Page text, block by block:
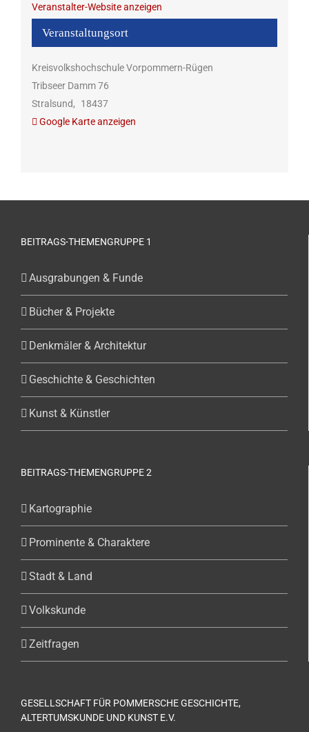
Veranstaltungsort
Kreisvolkshochschule Vorpommern-Rügen
Tribseer Damm 76
Stralsund,
18437
Google Karte anzeigen
Veranstalter-Website anzeigen
BEITRAGS-THEMENGRUPPE 1
Ausgrabungen & Funde
Bücher & Projekte
Denkmäler & Architektur
Geschichte & Geschichten
Kunst & Künstler
BEITRAGS-THEMENGRUPPE 2
Kartographie
Prominente & Charaktere
Stadt & Land
Volkskunde
Zeitfragen
GESELLSCHAFT FÜR POMMERSCHE GESCHICHTE,
ALTERTUMSKUNDE UND KUNST E.V.